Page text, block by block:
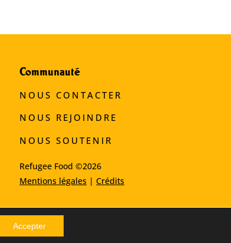
Communauté
NOUS CONTACTER
NOUS REJOINDRE
NOUS SOUTENIR
Refugee Food ©2026
Mentions légales |Crédits
Accepter